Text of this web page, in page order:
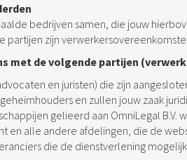
bedrijven samen, die jouw
partijen zijn
met de volgende partijen
en juristen) die zijn
en zullen jouw zaak
gelieerd aan OmniLegal B.V.
en alle andere afdelingen, die de
die de dienstverlening mogelijk